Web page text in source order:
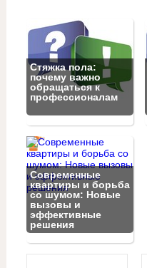
Стяжка пола:
почему важно
обращаться к
профессионалам
Современные
квартиры и борьба
со шумом: Новые
вызовы и
эффективные
решения